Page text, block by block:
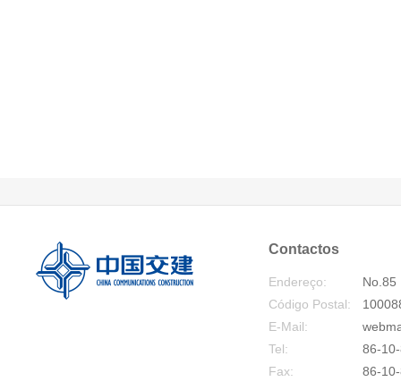
Contactos
Endereço:
No.85
Código Postal:
E-Mail:
Tel:
86-
Fax:
86-